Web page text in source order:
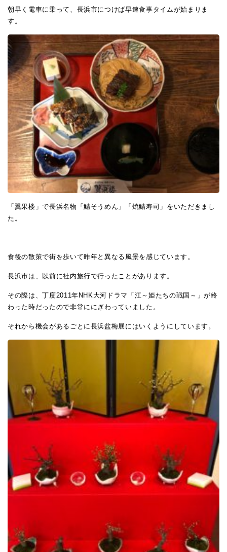
朝早く電車に乗って、長浜市につけば早速食事タイムが始まりま
す。
「翼果楼」で長浜名物「鯖そうめん」「焼鯖寿司」をいただきまし
た。
食後の散策で街を歩いて昨年と異なる風景を感じています。
長浜市は、以前に社内旅行で行ったことがあります。
その際は、丁度2011年 NHK大河ドラマ「江～姫たちの戦国～」が終
わった時だったので非常ににぎわっていました。
それから機会があるごとに長浜盆梅展にはいくようにしています。